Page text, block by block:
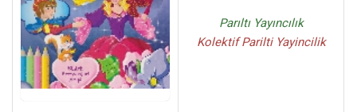
Parıltı Yayıncılık
Kolektif Parilti Yayincilik